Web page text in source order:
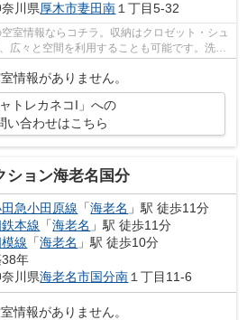
川県厚木市妻田南 １丁目5-32
室情報ならコチラ。収納はクロゼット・シュ
広々と空間を利用することも可能です。洗面
情報がありません。
ャトレカネコI」への
い合わせはこちら
ション海老名国分
急小田原線 「海老名 」駅 徒歩11分
本線 「海老名 」駅 徒歩11分
線 「海老名 」駅 徒歩10分
年
川県海老名市国分南１丁目11-6
情報がありません。